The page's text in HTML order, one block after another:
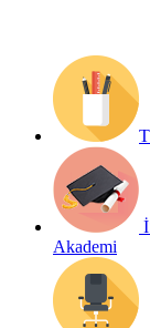
Akademi